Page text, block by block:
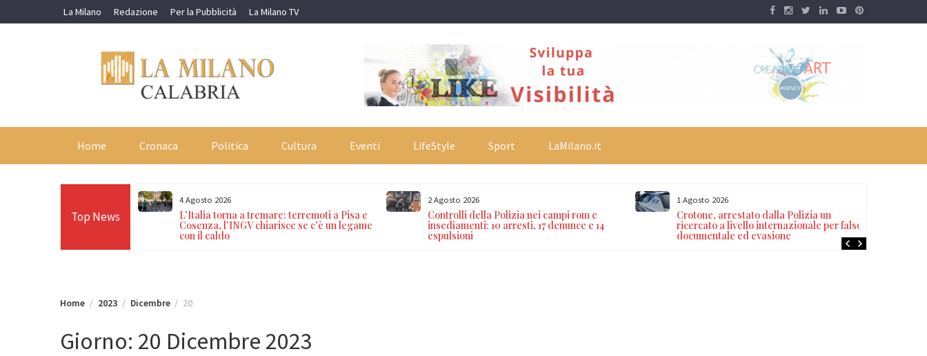
to
La Milano Redazione Per la Pubblicità La Milano TV
Home Cronaca Politica Cultura Eventi LifeStyle Sport LaMilano.it
Top News
incendi boschivi:
e sanzioni per
4 Agosto 2026
L’Italia torna a tremare: terremoti a Pisa e
Cosenza, l’INGV chiarisce se c’è un legame
con il caldo
2 Agosto 2026
Controlli della Polizia nei campi rom e
insediamenti: 10 arresti, 17 denunce e 14
espulsioni
1 Agosto 2026
Crotone, arrestato dalla Polizia un
ricercato a livello internazionale per falso
documentale ed evasione
Home 2023 Dicembre 20
Giorno: 20 Dicembre 2023